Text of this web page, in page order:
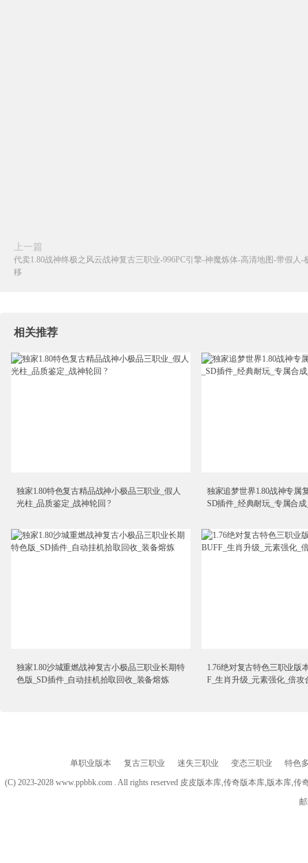
上一篇
代卖1.80战神终极之风云战神复古三职业-996PC引擎-神魔炼体-高清地图-带假人-
移
相关推荐
独家1.80特色复古精品战神小极品三职业_假人
光柱_品质鉴定_战神轮回 ?
独家追梦世界1.80战神专属
SD插件_经典耐玩_专属合
独家1.80沙城重燃战神复古小极品三职业长期特
色版_SD插件_自动挂机拾取回收_装备熔炼
1.76绝对复古特色三职业版
F_生肖升级_元素强化_倍攻
单职业版本 复古三职业 迷失三职业 变态三职业
特色
(C) 2023-2028 www.ppbbk.com . All rights reserved 皮皮版本库,传奇版本库,版本